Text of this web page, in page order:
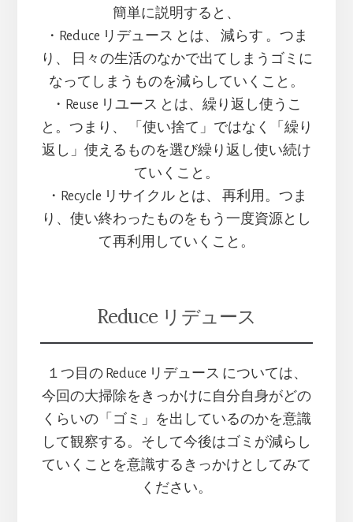
簡単に説明すると、
・Reduce リデュース とは、 減らす 。つま
り、 日々の生活のなかで出てしまうゴミに
なってしまうものを減らしていくこと。
・Reuse リユース とは、繰り返し使うこ
と。つまり、 「使い捨て」ではなく「繰り
返し」使えるものを選び繰り返し使い続け
ていくこと。
・Recycle リサイクル とは、 再利用。つま
り、使い終わったものをもう一度資源とし
て再利用していくこと。
Reduce リデュース
１つ目の Reduce リデュース については、
今回の大掃除をきっかけに自分自身がどの
くらいの「ゴミ」を出しているのかを意識
して観察する。そして今後はゴミが減らし
ていくことを意識するきっかけとしてみて
ください。